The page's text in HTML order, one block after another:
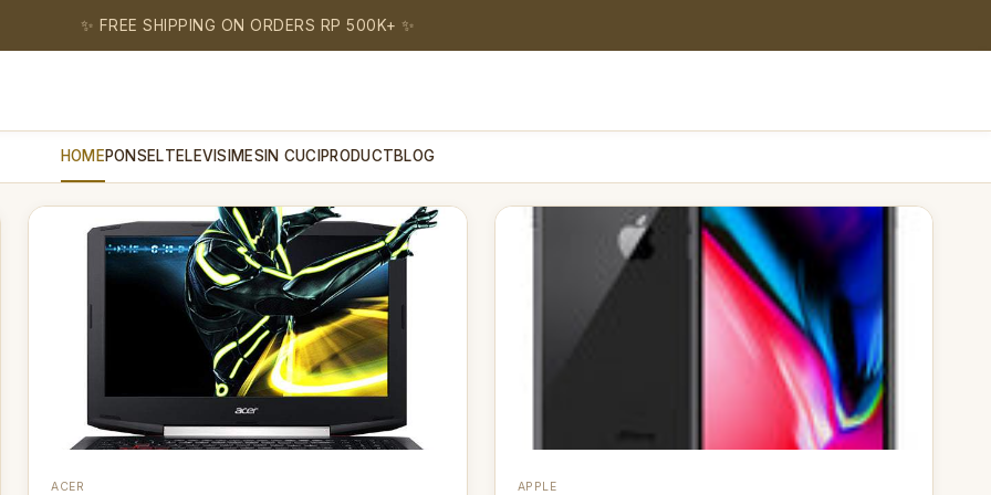
✨ FREE SHIPPING ON ORDERS RP 500K+ ✨
HOMEPONSELTELEVISIMESIN CUCIPRODUCTBLOG
ACER APPLE